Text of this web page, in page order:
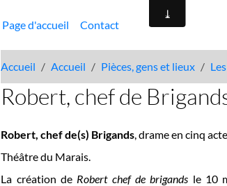
Page d'accueil Contact
Accueil Accueil Pièces, gens et lieux
Robert, chef de
Robert, chef de(s) Brigands, drame en cinq
Théâtre du Marais.
La création de Robert chef de brigands le 10